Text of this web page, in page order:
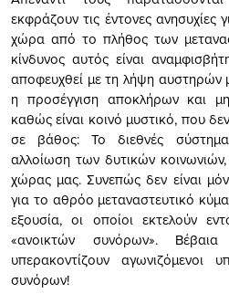
εκφράζουν τις έντονες ανησυχίες
χώρα από το πλήθος των
κίνδυνος αυτός είναι
αποφευχθεί με τη λήψη αυστηρών
η προσέγγιση αποκλήρων και
καθώς είναι κοινό μυστικό, που
σε βάθος: Το διεθνές σύστημα
αλλοίωση των δυτικών κοινωνιών,
χώρας μας. Συνεπώς δεν είναι
για το αθρόο μεταναστευτικό
εξουσία, οι οποίοι εκτελούν
«ανοικτών συνόρων». Βέβαια
υπερακοντίζουν
συνόρων!